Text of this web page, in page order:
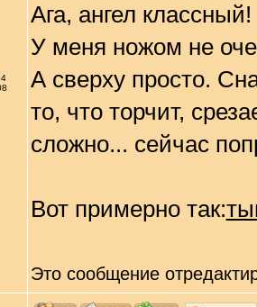
Ага, ангел классный!
У меня ножом не
А сверху просто.
то, что торчит,
сложно... сейчас
Вот примерно так:
Это сообщение